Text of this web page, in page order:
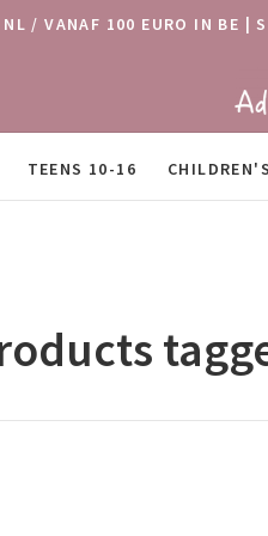
/ VANAF 100 EURO IN BE |
TEENS 10-16